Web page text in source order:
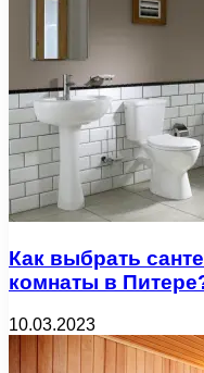
Как выбрать
комнаты в
10.03.2023